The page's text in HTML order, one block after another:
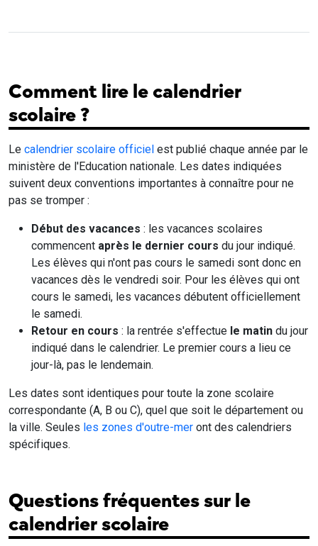
Comment lire le calendrier
scolaire ?
Le calendrier scolaire officiel est publié chaque année par le
ministère de l'Education nationale. Les dates indiquées
suivent deux conventions importantes à connaître pour ne
pas se tromper :
Début des vacances : les vacances scolaires
commencent après le dernier cours du jour indiqué.
Les élèves qui n'ont pas cours le samedi sont donc en
vacances dès le vendredi soir. Pour les élèves qui ont
cours le samedi, les vacances débutent officiellement
le samedi.
Retour en cours : la rentrée s'effectue le matin du jour
indiqué dans le calendrier. Le premier cours a lieu ce
jour-là, pas le lendemain.
Les dates sont identiques pour toute la zone scolaire
correspondante (A, B ou C), quel que soit le département ou
la ville. Seules les zones d'outre-mer ont des calendriers
spécifiques.
Questions fréquentes sur le
calendrier scolaire